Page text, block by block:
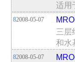
适用
82008-05-07
三层
和水
82008-05-07